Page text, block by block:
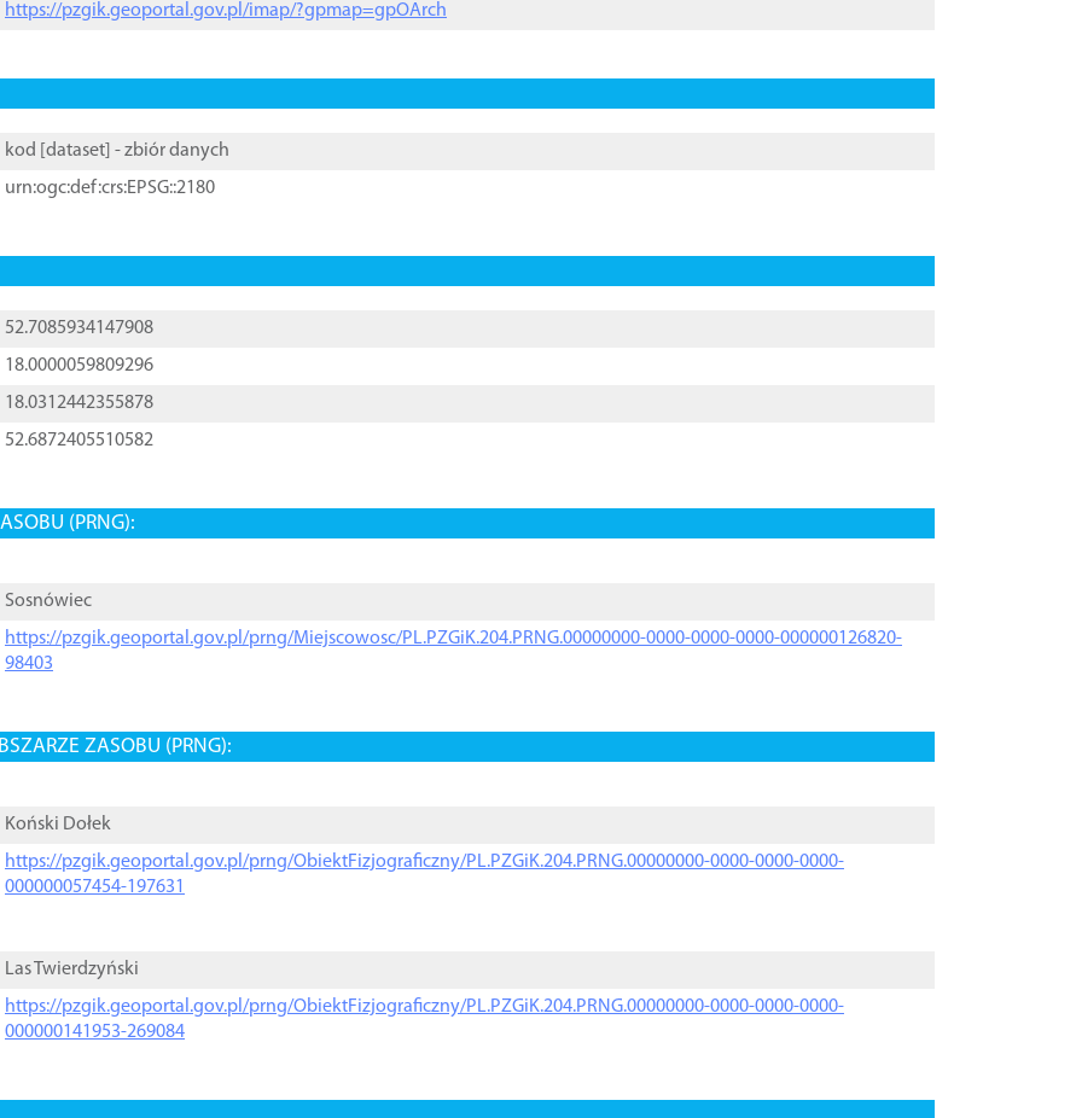
https://pzgik.geoportal.gov.pl/imap/?gpmap=gpOArch
kod [ dataset ] - zbiór danych
urn:ogc:def:crs:EPSG::2180
52.7085934147908
18.0000059809296
18.0312442355878
52.6872405510582
(PRNG):
Sosnówiec
https://pzgik.geoportal.gov.pl/prng/Miejscowosc/PL.PZGiK.204.PRNG.00000000-0000-0000-0000-000000126820-
98403
ZASOBU (PRNG):
Koński Dołek
https://pzgik.geoportal.gov.pl/prng/ObiektFizjograficzny/PL.PZGiK.204.PRNG.00000000-0000-0000-0000-
000000057454-197631
Las Twierdzyński
https://pzgik.geoportal.gov.pl/prng/ObiektFizjograficzny/PL.PZGiK.204.PRNG.00000000-0000-0000-0000-
000000141953-269084